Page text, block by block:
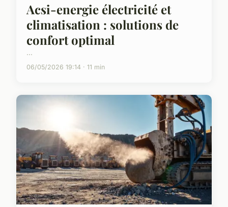
Acsi-energie électricité et
climatisation : solutions de
confort optimal
...
06/05/2026 19:14 · 11 min